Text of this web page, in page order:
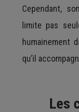
Cependant,
limite pas
humainement
qu’il
Les